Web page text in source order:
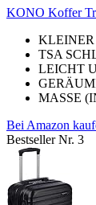
KONO Koffer
KLEINER
TSA
LEICHT
MASSE
Bei Amazon
Bestseller Nr. 3